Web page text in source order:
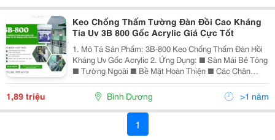
Keo Chống Thấm Tường Đàn Đồi Cao Kháng
Tia Uv 3B 800 Gốc Acrylic Giá Cực Tốt
1. Mô Tả Sản Phẩm: 3B-800 Keo Chống Thấm Đàn Hồi
Kháng Uv Gốc Acrylic 2. Ứng Dụng: ■ Sàn Mái Bê Tông
■ Tường Ngoài ■ Bề Mặt Hoàn Thiện ■ Các Chân
Tường Trên Mái ■ Trám Khe Mối Nối Và Trám Ốc Vít
Cho Nhiều Loại Mái (Gạch, Amiang, Tôn Kẽm)
1,89 triệu Bình Dương >1 năm
1